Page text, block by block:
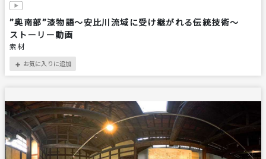
”奥南部”漆物語～安比川流域に受け継がれる伝統技術～
ストーリー動画
素材
＋ お気に入りに追加